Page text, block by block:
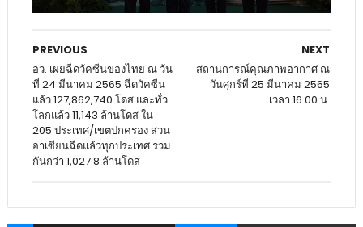
NEXT
สถานการณ์คุณภาพอากาศ ณ
วันศุกร์ที่ 25 มีนาคม 2565
เวลา 16.00 น.
PREVIOUS
อว. เผยฉีดวัคซีนของไทย ณ วัน
ที่ 24 มีนาคม 2565 ฉีดวัคซีน
แล้ว 127,862,740 โดส และทั่ว
โลกแล้ว 11,143 ล้านโดส ใน
205 ประเทศ/เขตปกครอง ส่วน
อาเซียนฉีดแล้วทุกประเทศ รวม
กันกว่า 1,027.8 ล้านโดส